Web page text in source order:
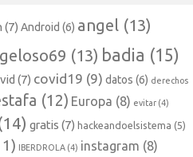
(7) Android (6) angel (13)
(13) badia (15)
(7) covid19 (9) datos (6) derechos
(12) Europa (8) evitar (4)
gratis (7) hackeandoelsistema (5)
IBERDROLA (4) instagram (8)